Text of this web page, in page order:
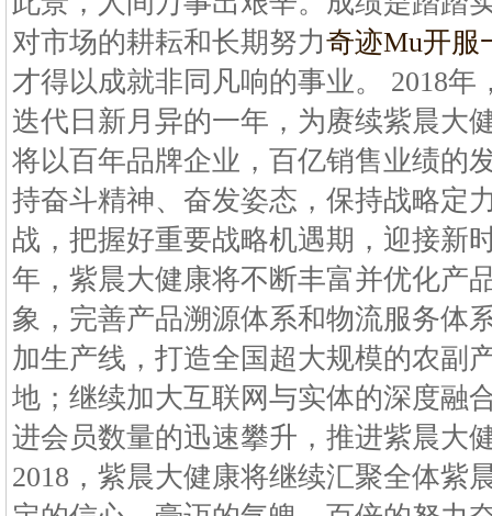
对市场的耕耘和长期努力奇迹Mu开服
才得以成就非同凡响的事业。 2018
迭代日新月异的一年，为赓续紫晨大
将以百年品牌企业，百亿销售业绩的
持奋斗精神、奋发姿态，保持战略定
战，把握好重要战略机遇期，迎接新
年，紫晨大健康将不断丰富并优化产
象，完善产品溯源体系和物流服务体
加生产线，打造全国超大规模的农副
地；继续加大互联网与实体的深度融
进会员数量的迅速攀升，推进紫晨大
2018，紫晨大健康将继续汇聚全体紫